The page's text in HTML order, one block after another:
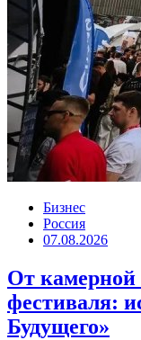
Бизнес
Россия
07.08.2026
От камерной
фестиваля:
Будущего»